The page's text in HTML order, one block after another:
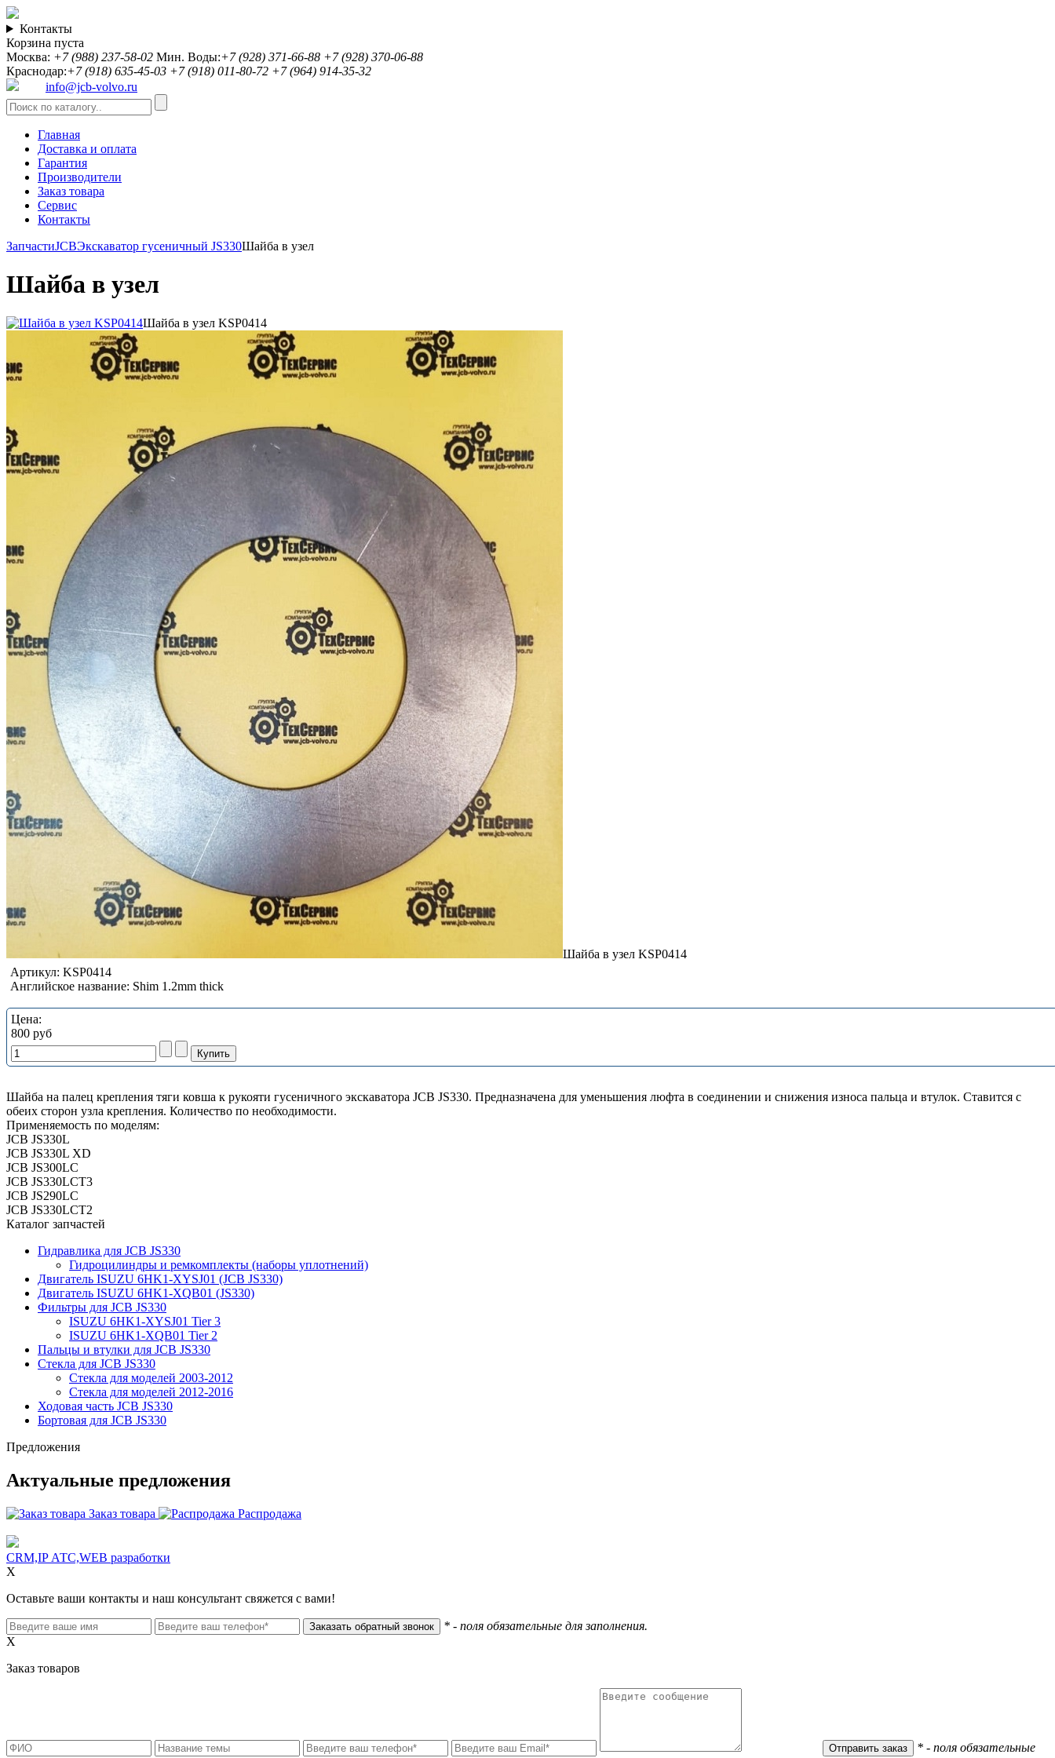
Контакты
Корзина пуста
Москва: +7 (988) 237-58-02 Мин. Воды:+7 (928) 371-66-88 +7 (928) 370-06-88
Краснодар:+7 (918) 635-45-03 +7 (918) 011-80-72 +7 (964) 914-35-32
info@jcb-volvo.ru
Главная
Доставка и оплата
Гарантия
Производители
Заказ товара
Сервис
Контакты
ЗапчастиJCBЭкскаватор гусеничный JS330Шайба в узел
Шайба в узел
Шайба в узел KSP0414
Шайба в узел KSP0414
Артикул: KSP0414
Английское название: Shim 1.2mm thick
Цена:
800 руб
Шайба на палец крепления тяги ковша к рукояти гусеничного экскаватора JCB JS330. Предназначена для уменьшения люфта в соединении и снижения износа пальца и втулок. Ставится с
обеих сторон узла крепления. Количество по необходимости.
Применяемость по моделям:
JCB JS330L
JCB JS330L XD
JCB JS300LC
JCB JS330LCT3
JCB JS290LC
JCB JS330LCT2
Каталог запчастей
Гидравлика для JCB JS330
Гидроцилиндры и ремкомплекты (наборы уплотнений)
Двигатель ISUZU 6HK1-XYSJ01 (JCB JS330)
Двигатель ISUZU 6HK1-XQB01 (JS330)
Фильтры для JCB JS330
ISUZU 6HK1-XYSJ01 Tier 3
ISUZU 6HK1-XQB01 Tier 2
Пальцы и втулки для JCB JS330
Стекла для JCB JS330
Стекла для моделей 2003-2012
Стекла для моделей 2012-2016
Ходовая часть JCB JS330
Бортовая для JCB JS330
Предложения
Актуальные предложения
Заказ товара Распродажа
CRM,IP АТС,WEB разработки
X
Оставьте ваши контакты и наш консультант свяжется с вами!
* - поля обязательные для заполнения.
X
Заказ товаров
* - поля обязательные